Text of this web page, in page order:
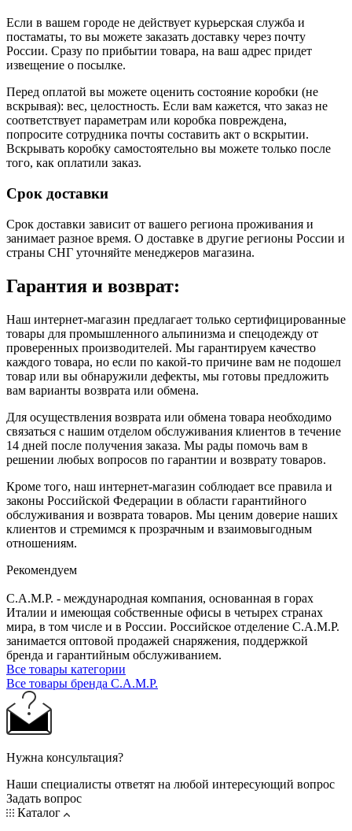
Если в вашем городе не действует курьерская служба и
постаматы, то вы можете заказать доставку через почту
России. Сразу по прибытии товара, на ваш адрес придет
извещение о посылке.
Перед оплатой вы можете оценить состояние коробки (не
вскрывая): вес, целостность. Если вам кажется, что заказ не
соответствует параметрам или коробка повреждена,
попросите сотрудника почты составить акт о вскрытии.
Вскрывать коробку самостоятельно вы можете только после
того, как оплатили заказ.
Срок доставки
Срок доставки зависит от вашего региона проживания и
занимает разное время. О доставке в другие регионы России и
страны СНГ уточняйте менеджеров магазина.
Гарантия и возврат:
Наш интернет-магазин предлагает только сертифицированные
товары для промышленного альпинизма и спецодежду от
проверенных производителей. Мы гарантируем качество
каждого товара, но если по какой-то причине вам не подошел
товар или вы обнаружили дефекты, мы готовы предложить
вам варианты возврата или обмена.
Для осуществления возврата или обмена товара необходимо
связаться с нашим отделом обслуживания клиентов в течение
14 дней после получения заказа. Мы рады помочь вам в
решении любых вопросов по гарантии и возврату товаров.
Кроме того, наш интернет-магазин соблюдает все правила и
законы Российской Федерации в области гарантийного
обслуживания и возврата товаров. Мы ценим доверие наших
клиентов и стремимся к прозрачным и взаимовыгодным
отношениям.
Рекомендуем
C.A.M.P. - международная компания, основанная в горах
Италии и имеющая собственные офисы в четырех странах
мира, в том числе и в России. Российское отделение C.A.M.P.
занимается оптовой продажей снаряжения, поддержкой
бренда и гарантийным обслуживанием.
Все товары категории
Все товары бренда C.A.M.P.
Нужна консультация?
Наши специалисты ответят на любой интересующий вопрос
Задать вопрос
Каталог